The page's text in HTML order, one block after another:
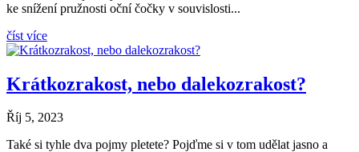
ke snížení pružnosti oční čočky v souvislosti...
číst více
Krátkozrakost, nebo dalekozrakost?
Říj 5, 2023
Také si tyhle dva pojmy pletete? Pojďme si v tom udělat jasno a